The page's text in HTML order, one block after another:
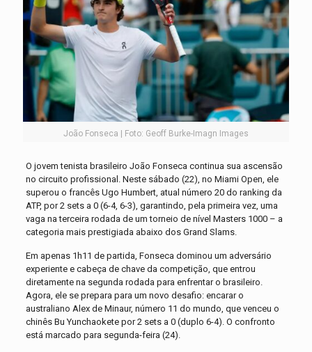
João Fonseca | Foto: Geoff Burke-Imagn Images
O jovem tenista brasileiro João Fonseca continua sua ascensão
no circuito profissional. Neste sábado (22), no Miami Open, ele
superou o francês Ugo Humbert, atual número 20 do ranking da
ATP, por 2 sets a 0 (6-4, 6-3), garantindo, pela primeira vez, uma
vaga na terceira rodada de um torneio de nível Masters 1000 – a
categoria mais prestigiada abaixo dos Grand Slams.
Em apenas 1h11 de partida, Fonseca dominou um adversário
experiente e cabeça de chave da competição, que entrou
diretamente na segunda rodada para enfrentar o brasileiro.
Agora, ele se prepara para um novo desafio: encarar o
australiano Alex de Minaur, número 11 do mundo, que venceu o
chinês Bu Yunchaokete por 2 sets a 0 (duplo 6-4). O confronto
está marcado para segunda-feira (24).